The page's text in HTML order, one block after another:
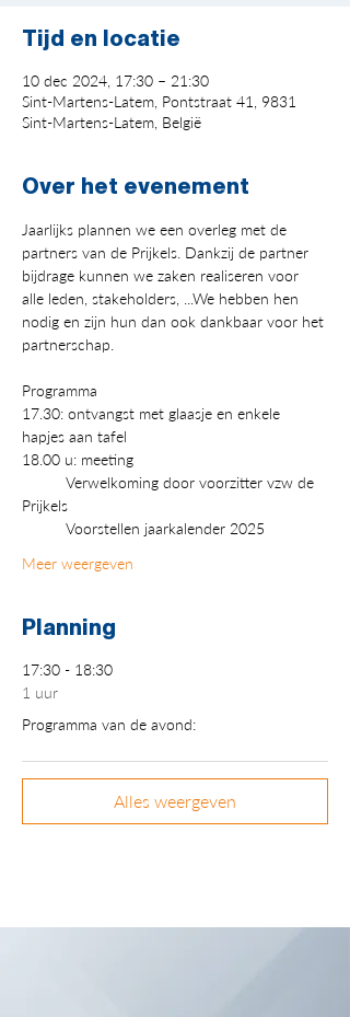
Tijd en locatie
10 dec 2024, 17:30 – 21:30
Sint-Martens-Latem, Pontstraat 41, 9831
Sint-Martens-Latem, België
Over het evenement
Jaarlijks plannen we een overleg met de
partners van de Prijkels. Dankzij de partner
bijdrage kunnen we zaken realiseren voor
alle leden, stakeholders, ...We hebben hen
nodig en zijn hun dan ook dankbaar voor het
partnerschap.
Programma
17.30: ontvangst met glaasje en enkele
hapjes aan tafel
18.00 u: meeting
Verwelkoming door voorzitter vzw de
Prijkels
Voorstellen jaarkalender 2025
Meer weergeven
Planning
17:30 - 18:30
1 uur
Programma van de avond:
Alles weergeven